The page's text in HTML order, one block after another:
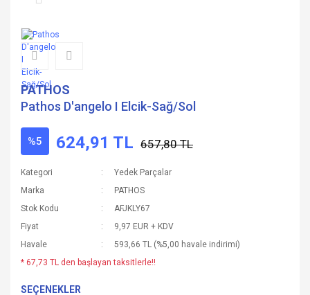
PATHOS
Pathos D'angelo I Elcik-Sağ/Sol
%5 624,91 TL 657,80 TL
Kategori
Yedek Parçalar
Marka
PATHOS
Stok Kodu
AFJKLY67
Fiyat
9,97 EUR + KDV
Havale
593,66 TL (%5,00 havale indirimi)
* 67,73 TL den başlayan taksitlerle!!
SEÇENEKLER